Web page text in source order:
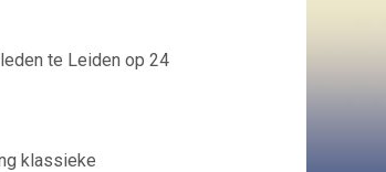
te Leiden op 24
klassieke